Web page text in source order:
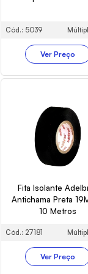
Cód.: 5039
Ver Preço
Fita Isolante
Antichama Preta
10 Metros
Cód.: 27181
Ver Preço